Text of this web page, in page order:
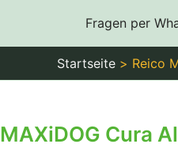
Fragen per
Startseite Reico
MAXiDOG Cura